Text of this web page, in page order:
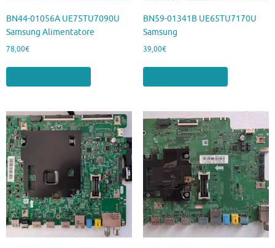
BN44-01056A UE75TU7090U
Samsung Alimentatore
78,00€
BN59-01341B UE65TU7170U
Samsung
39,00€